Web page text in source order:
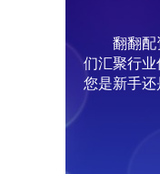
翻翻
们汇聚行
您是新手